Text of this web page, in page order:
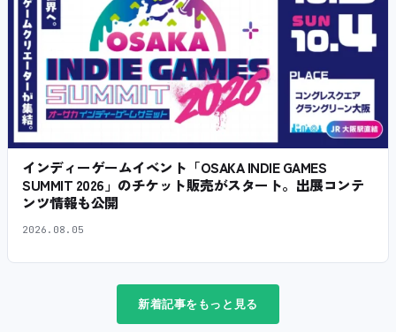
インディーゲームイベント「OSAKA INDIE GAMES
SUMMIT 2026」のチケット販売がスタート。出展コンテ
ンツ情報も公開
2026.08.05
新着記事をもっと見る